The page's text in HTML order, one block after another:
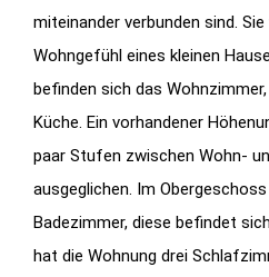
miteinander verbunden sind.
Wohngefühl eines kleinen
befinden sich das
Küche. Ein vorhandener
paar Stufen zwischen Wohn-
ausgeglichen. Im
Badezimmer, diese befindet
hat die Wohnung drei